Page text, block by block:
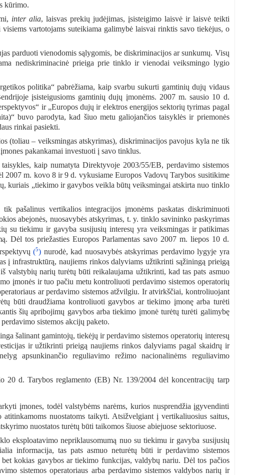
kūrimo.
inter alia, laisvas prekių judėjimas, įsisteigimo laisvė ir laisvė teikti
vartotojams suteikiama galimybė laisvai rinktis savo tiekėjus, o
parduoti vienodomis sąlygomis, be diskriminacijos ar sunkumų. Visų
nediskriminacinė prieiga prie tinklo ir vienodai veiksmingo lygio
politika“ pabrėžiama, kaip svarbu sukurti gamtinių dujų vidaus
įsisteigusioms gamtinių dujų įmonėms. 2007 m. sausio 10 d.
ir „Europos dujų ir elektros energijos sektorių tyrimas pagal
buvo parodyta, kad šiuo metu galiojančios taisyklės ir priemonės
rinkai pasiekti.
(toliau – veiksmingas atskyrimas), diskriminacijos pavojus kyla ne tik
pakankamai investuoti į savo tinklus.
kaip numatyta Direktyvoje 2003/55/EB, perdavimo sistemos
m. kovo 8 ir 9 d. vykusiame Europos Vadovų Tarybos susitikime
kuriais „tiekimo ir gavybos veikla būtų veiksmingai atskirta nuo tinklo
pašalinus vertikalios integracijos įmonėms paskatas diskriminuoti
abejonės, nuosavybės atskyrimas, t. y. tinklo savininko paskyrimas
su tiekimu ir gavyba susijusių interesų yra veiksmingas ir patikimas
Dėl tos priežasties Europos Parlamentas savo 2007 m. liepos 10 d.
(5) nurodė, kad nuosavybės atskyrimas perdavimo lygyje yra
į infrastruktūrą, naujiems rinkos dalyviams užtikrinti sąžiningą prieigą
valstybių narių turėtų būti reikalaujama užtikrinti, kad tas pats asmuo
įmonės ir tuo pačiu metu kontroliuoti perdavimo sistemos operatorių
ar perdavimo sistemos atžvilgiu. Ir atvirkščiai, kontroliuojant
būti draudžiama kontroliuoti gavybos ar tiekimo įmonę arba turėti
šių apribojimų gavybos arba tiekimo įmonė turėtų turėti galimybę
sistemos akcijų paketo.
šalinant gamintojų, tiekėjų ir perdavimo sistemos operatorių interesų
ir užtikrinti prieigą naujiems rinkos dalyviams pagal skaidrų ir
apsunkinančio reguliavimo režimo nacionalinėms reguliavimo
20 d. Tarybos reglamento (EB) Nr. 139/2004 dėl koncentracijų tarp
įmones, todėl valstybėms narėms, kurios nusprendžia įgyvendinti
nuostatoms taikyti. Atsižvelgiant į vertikaliuosius saitus,
nuostatos turėtų būti taikomos šiuose abiejuose sektoriuose.
eksploatavimo nepriklausomumą nuo su tiekimu ir gavyba susijusių
informacija, tas pats asmuo neturėtų būti ir perdavimo sistemos
kokias gavybos ar tiekimo funkcijas, valdybų nariu. Dėl tos pačios
sistemos operatoriaus arba perdavimo sistemos valdybos narių ir